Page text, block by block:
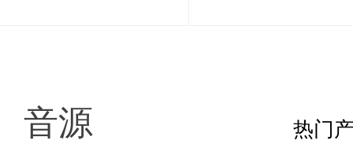
音源 热门